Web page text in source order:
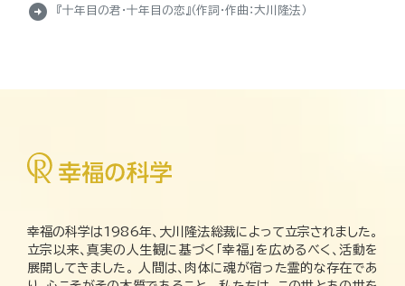
arrow_circle_right 『十年目の君・十年目の恋』（作詞・作曲：大川隆法）
幸福の科学は1986年、大川隆法総裁によって立宗されました。
立宗以来、真実の人生観に基づく「幸福」を広めるべく、活動を
展開してきました。 人間は、肉体に魂が宿った霊的な存在であ